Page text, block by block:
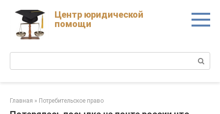
content
Центр юридической
помощи
Главная » Потребительское право